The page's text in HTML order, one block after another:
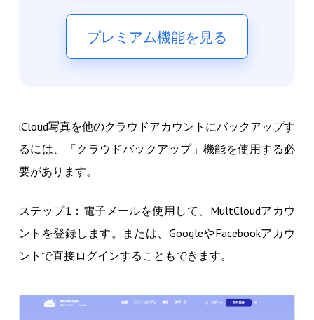
プレミアム機能を見る
iCloud写真を他のクラウドアカウントにバックアップす
るには、「クラウドバックアップ」機能を使用する必
要があります。
ステップ1：電子メールを使用して、MultCloudアカウ
ントを登録します。または、GoogleやFacebookアカウ
ントで直接ログインすることもできます。